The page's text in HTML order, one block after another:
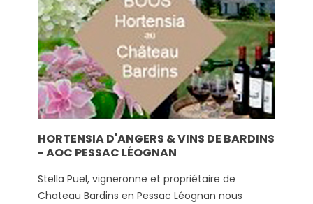
HORTENSIA D'ANGERS & VINS DE BARDINS
- AOC PESSAC LÉOGNAN
Stella Puel, vigneronne et propriétaire de
Chateau Bardins en Pessac Léognan nous